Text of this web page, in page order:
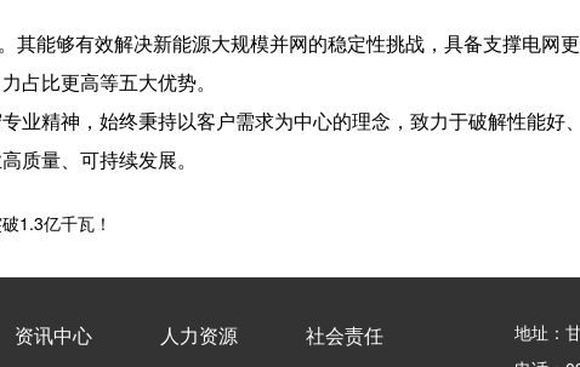
能够有效解决新能源大规模并网的稳定性挑战，具备支撑电网
占比更高等五大优势。
业精神，始终秉持以客户需求为中心的理念，致力于破解性能好
质量、可持续发展。
1.3亿千瓦！
资讯中心 人力资源
社会责任
地址：